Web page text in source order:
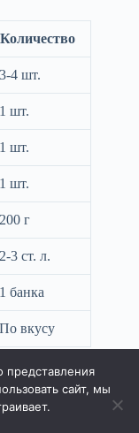
Количество
3-4 шт.
1 шт.
1 шт.
1 шт.
200 г
2-3 ст. л.
1 банка
По вкусу
представления
сайт, мы